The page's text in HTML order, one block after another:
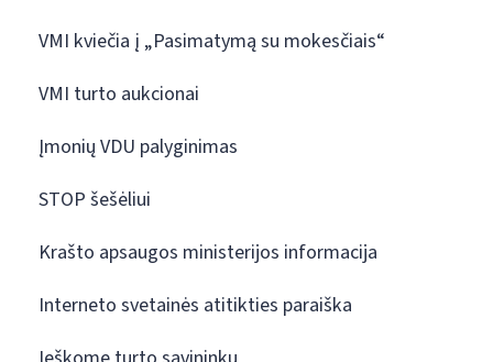
VMI kviečia į „Pasimatymą su mokesčiais“
VMI turto aukcionai
Įmonių VDU palyginimas
STOP šešėliui
Krašto apsaugos ministerijos informacija
Interneto svetainės atitikties paraiška